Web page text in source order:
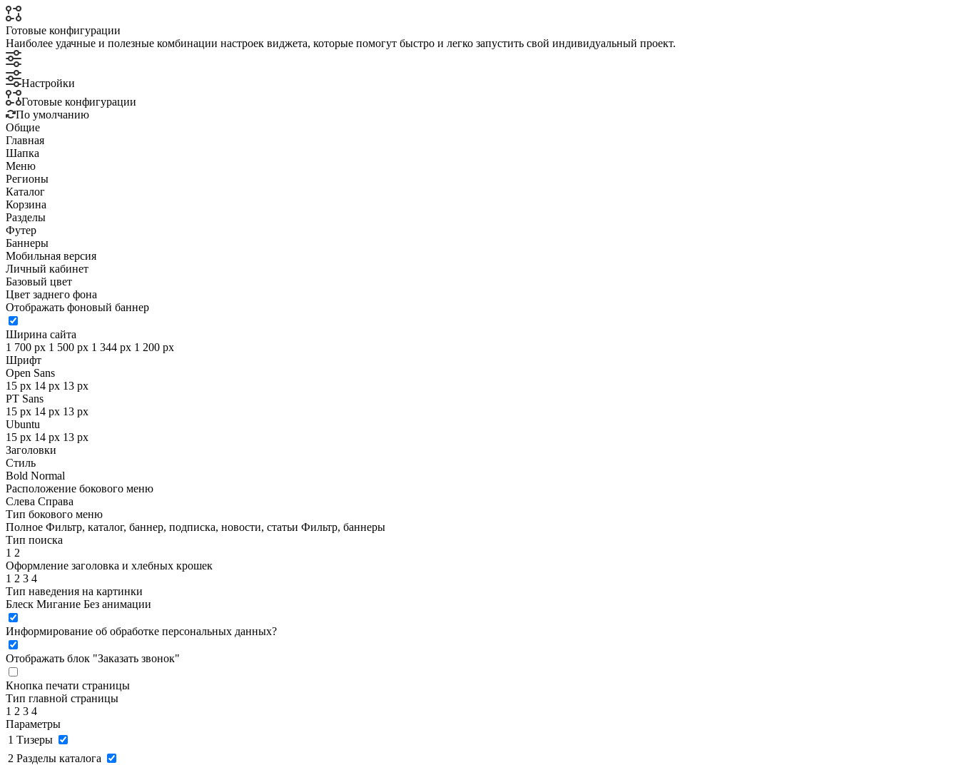
Готовые конфигурации
Наиболее удачные и полезные комбинации настроек виджета, которые помогут быстро и легко запустить свой индивидуальный проект.
Настройки
Готовые конфигурации
По умолчанию
Общие
Главная
Шапка
Меню
Регионы
Каталог
Корзина
Разделы
Футер
Баннеры
Мобильная версия
Личный кабинет
Базовый цвет
Цвет заднего фона
Отображать фоновый баннер
Ширина сайта
1 700 px 1 500 px 1 344 px 1 200 px
Шрифт
Open Sans
15 px 14 px 13 px
PT Sans
15 px 14 px 13 px
Ubuntu
15 px 14 px 13 px
Заголовки
Стиль
Bold Normal
Расположение бокового меню
Слева Справа
Тип бокового меню
Полное Фильтр, каталог, баннер, подписка, новости, статьи Фильтр, баннеры
Тип поиска
1 2
Оформление заголовка и хлебных крошек
1 2 3 4
Тип наведения на картинки
Блеск Мигание Без анимации
Информирование об обработке персональных данных?
Отображать блок "Заказать звонок"
Кнопка печати страницы
Тип главной страницы
1 2 3 4
Параметры
1 Тизеры
2 Разделы каталога